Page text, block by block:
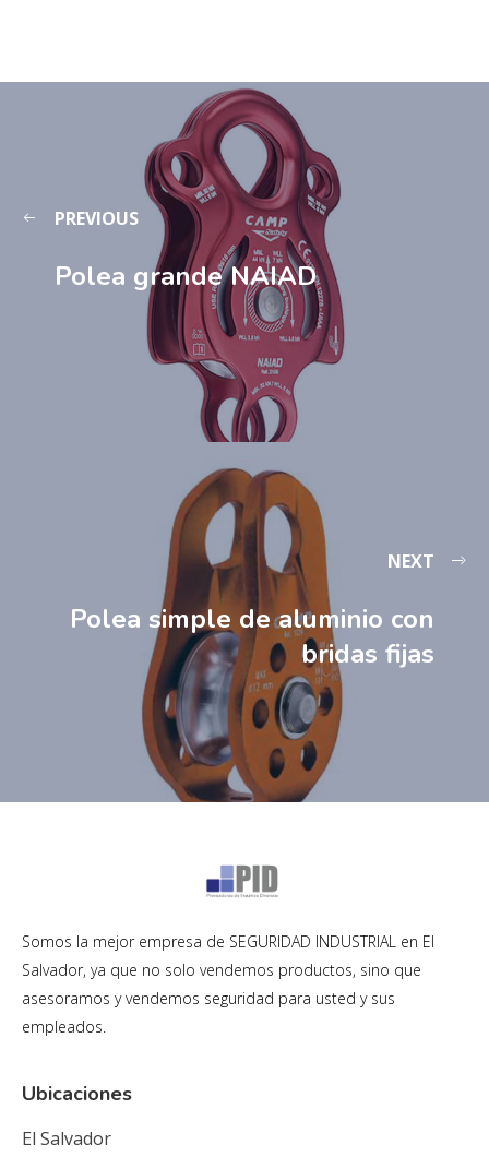
PREVIOUS
Polea grande NAIAD
NEXT
Polea simple de aluminio con
bridas fijas
Somos la mejor empresa de SEGURIDAD INDUSTRIAL en El
Salvador, ya que no solo vendemos productos, sino que
asesoramos y vendemos seguridad para usted y sus
empleados.
Ubicaciones
El Salvador